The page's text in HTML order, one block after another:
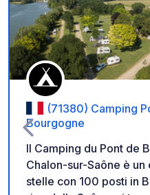
(71380) Camping
Bourgogne
Il Camping du Pont de
Chalon-sur-Saône è
stelle con 100 posti in